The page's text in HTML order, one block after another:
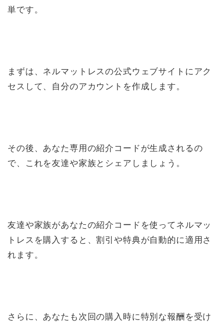
単です。
まずは、ネルマットレスの公式ウェブサイトにアク
セスして、自分のアカウントを作成します。
その後、あなた専用の紹介コードが生成されるの
で、これを友達や家族とシェアしましょう。
友達や家族があなたの紹介コードを使ってネルマッ
トレスを購入すると、割引や特典が自動的に適用さ
れます。
さらに、あなたも次回の購入時に特別な報酬を受け